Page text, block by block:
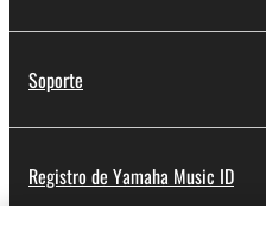
Soporte
Registro de Yamaha Music ID